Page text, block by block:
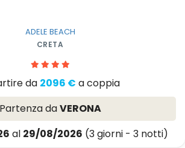
ADELE BEACH
CRETA
da 2096 € a coppia
Partenza daVERONA
al 29/08/2026 (3 giorni - 3 notti)